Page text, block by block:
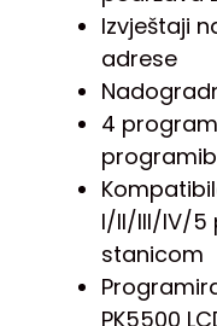
Izvještaji
adrese
4
I/II/III/IV/5
stanicom
PK5500